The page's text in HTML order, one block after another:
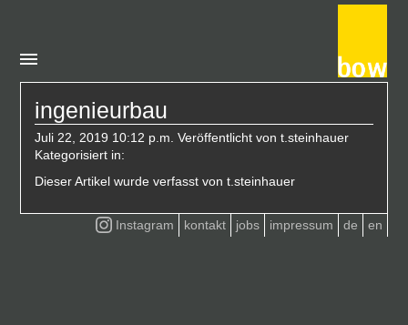
ingenieurbau
Juli 22, 2019 10:12 p.m. Veröffentlicht vont.steinhauer
Kategorisiert in:
Dieser Artikel wurde verfasst von t.steinhauer
kontakt jobs impressum de en
Instagram